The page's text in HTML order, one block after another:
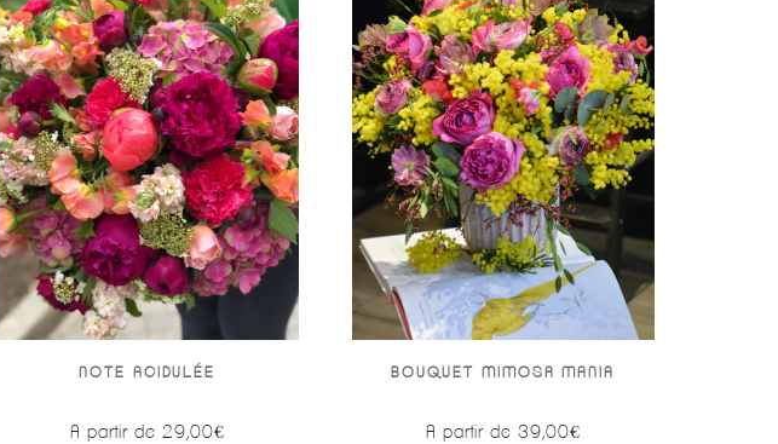
NOTE ACIDULÉE
A partir de 29,00€
BOUQUET MIMOSA MANIA
A partir de 39,00€